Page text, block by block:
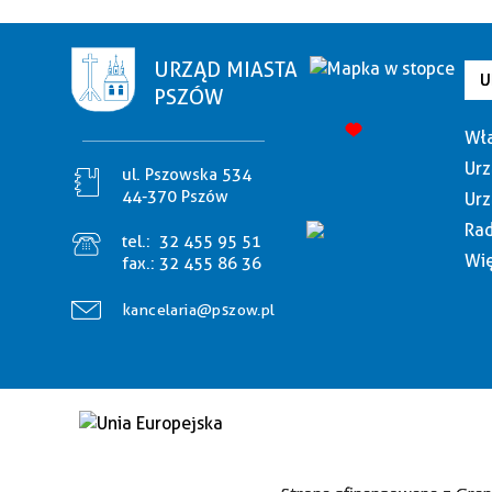
URZĄD MIASTA
PSZÓW
ul. Pszowska 534
44-370 Pszów
tel.: 32 455 95 51
fax.: 32 455 86 36
kancelaria@pszow.pl